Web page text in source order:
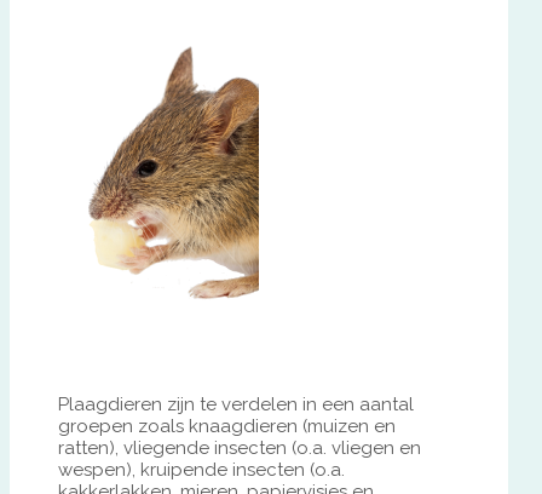
Plaagdieren zijn te verdelen in een aantal
groepen zoals knaagdieren (muizen en
ratten), vliegende insecten (o.a. vliegen en
wespen), kruipende insecten (o.a.